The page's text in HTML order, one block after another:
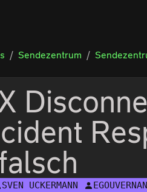
Sendezentrum
SVEN UCKERMANN